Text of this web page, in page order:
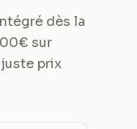
dès la
sur
prix